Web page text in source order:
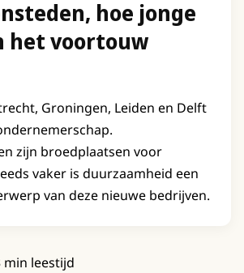
hoe jonge
het voortouw
Groningen, Leiden en Delft
zijn broedplaatsen voor
vaker is duurzaamheid een
van deze nieuwe bedrijven.
min leestijd